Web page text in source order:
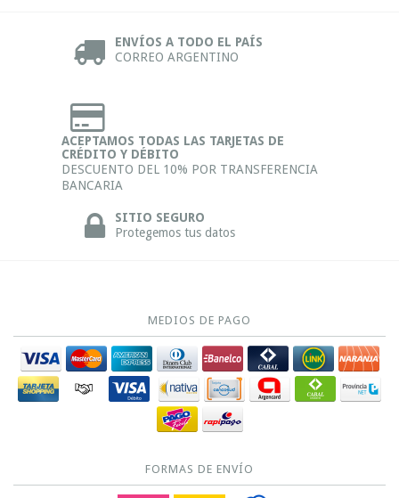
ENVÍOS A TODO EL PAÍS
CORREO ARGENTINO
ACEPTAMOS TODAS LAS TARJETAS DE
CRÉDITO Y DÉBITO
DESCUENTO DEL 10% POR TRANSFERENCIA
BANCARIA
SITIO SEGURO
Protegemos tus datos
MEDIOS DE PAGO
FORMAS DE ENVÍO